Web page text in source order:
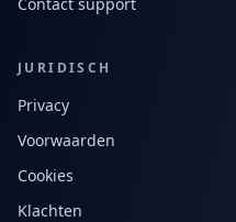
JURIDISCH
Privacy
Voorwaarden
Cookies
Klachten